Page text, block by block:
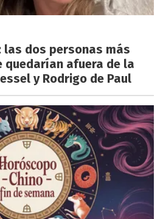
dos personas más
quedarían afuera de la
y Rodrigo de Paul